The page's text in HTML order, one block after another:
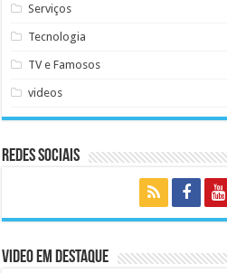
Serviços
Tecnologia
TV e Famosos
videos
Redes Sociais
Video em Destaque